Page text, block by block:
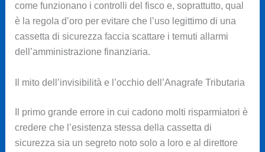
come funzionano i controlli del fisco e, soprattutto, qual
è la regola d’oro per evitare che l’uso legittimo di una
cassetta di sicurezza faccia scattare i temuti allarmi
dell’amministrazione finanziaria.
Il mito dell’invisibilità e l’occhio dell’Anagrafe Tributaria
Il primo grande errore in cui cadono molti risparmiatori è
credere che l’esistenza stessa della cassetta di
sicurezza sia un segreto noto solo a loro e al direttore